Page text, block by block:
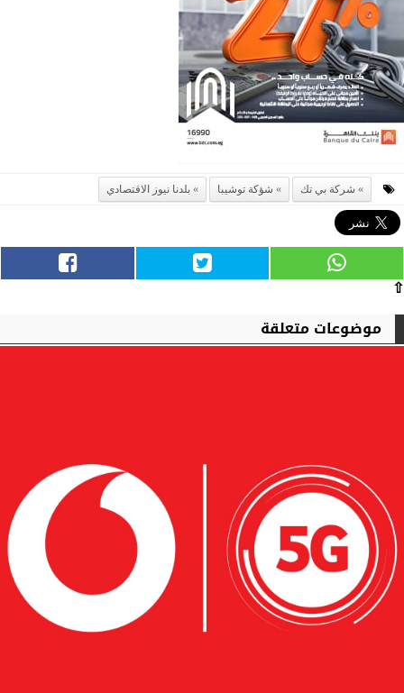
شركة بي تك شؤكة توشيبا بلدنا نيوز الاقتصادي
⇧
موضوعات متعلقة